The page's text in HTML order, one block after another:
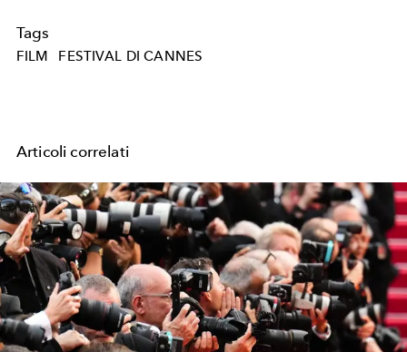
Tags
FILM FESTIVAL DI CANNES
Articoli correlati